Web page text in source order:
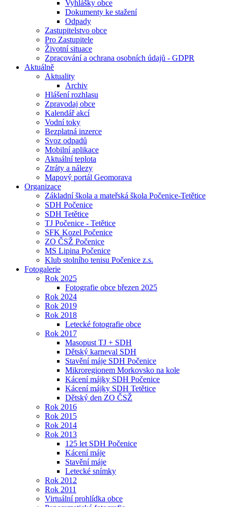
Vyhlášky obce
Dokumenty ke stažení
Odpady
Zastupitelstvo obce
Pro Zastupitele
Životní situace
Zpracování a ochrana osobních údajů - GDPR
Aktuálně
Aktuality
Archiv
Hlášení rozhlasu
Zpravodaj obce
Kalendář akcí
Vodní toky
Bezplatná inzerce
Svoz odpadů
Mobilní aplikace
Aktuální teplota
Ztráty a nálezy
Mapový portál Geomorava
Organizace
Základní škola a mateřská škola Počenice-Tetětice
SDH Počenice
SDH Tetětice
TJ Počenice - Tetětice
SFK Kozel Počenice
ZO ČSŽ Počenice
MS Lipina Počenice
Klub stolního tenisu Počenice z.s.
Fotogalerie
Rok 2025
Fotografie obce březen 2025
Rok 2024
Rok 2019
Rok 2018
Letecké fotografie obce
Rok 2017
Masopust TJ + SDH
Dětský karneval SDH
Stavění máje SDH Počenice
Mikroregionem Morkovsko na kole
Kácení májky SDH Počenice
Kácení májky SDH Tetětice
Dětský den ZO ČSŽ
Rok 2016
Rok 2015
Rok 2014
Rok 2013
125 let SDH Počenice
Kácení máje
Stavění máje
Letecké snímky
Rok 2012
Rok 2011
Virtuální prohlídka obce